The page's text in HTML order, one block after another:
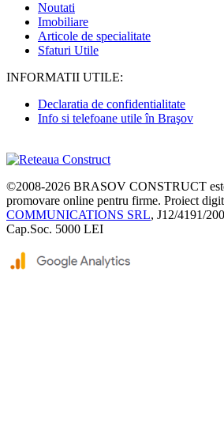
Noutati
Imobiliare
Articole de specialitate
Sfaturi Utile
INFORMATII UTILE:
Declaratia de confidentialitate
Info si telefoane utile în Braşov
©2008-2026 BRASOV CONSTRUCT
promovare online pentru firme. Proiect
COMMUNICATIONS SRL, J12/4191/
Cap.Soc. 5000 LEI